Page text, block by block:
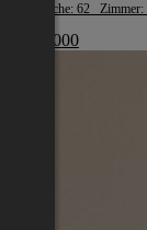
Wohnfläche: 62 Zimmer:
€ 179 000